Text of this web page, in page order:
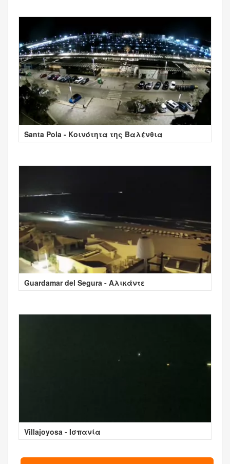
Santa Pola - Κοινότητα της Βαλένθια
Guardamar del Segura - Αλικάντε
Villajoyosa - Ισπανία